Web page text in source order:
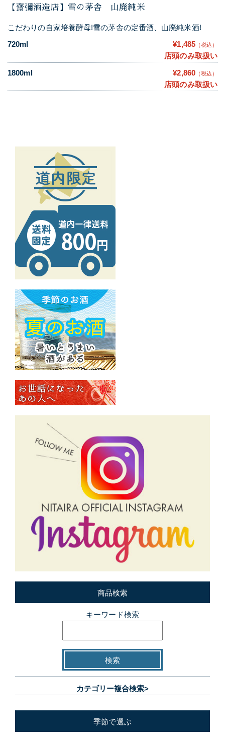
【齋彌酒造店】雪の茅舎 山廃純米
こだわりの自家培養酵母!雪の茅舎の定番酒、山廃純米酒!
720ml
¥1,485 （税込）
店頭のみ取扱い
1800ml
¥2,860 （税込）
店頭のみ取扱い
商品検索
キーワード検索
カテゴリー複合検索>
季節で選ぶ